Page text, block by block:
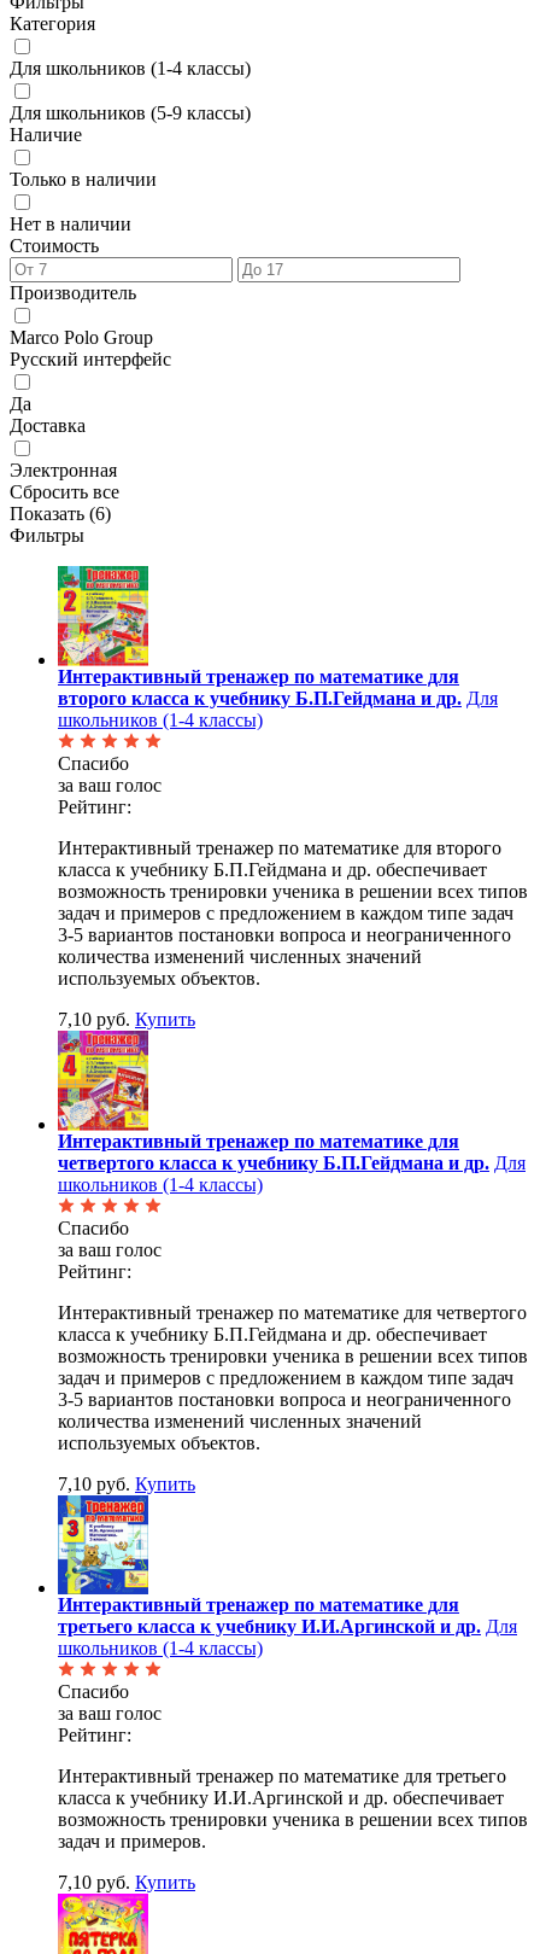
Категория
Для школьников (1-4 классы)
Для школьников (5-9 классы)
Наличие
Только в наличии
Нет в наличии
Стоимость
Производитель
Marco Polo Group
Русский интерфейс
Да
Доставка
Электронная
Сбросить все
Показать (6)
Фильтры
Интерактивный тренажер по математике для
второго класса к учебнику Б.П.Гейдмана и др. Для
школьников (1-4 классы)
Спасибо
за ваш голос
Рейтинг:
Интерактивный тренажер по математике для второго
класса к учебнику Б.П.Гейдмана и др. обеспечивает
возможность тренировки ученика в решении всех типов
задач и примеров с предложением в каждом типе задач
3-5 вариантов постановки вопроса и неограниченного
количества изменений численных значений
используемых объектов.
7,10 руб. Купить
Интерактивный тренажер по математике для
четвертого класса к учебнику Б.П.Гейдмана и др. Для
школьников (1-4 классы)
Спасибо
за ваш голос
Рейтинг:
Интерактивный тренажер по математике для четвертого
класса к учебнику Б.П.Гейдмана и др. обеспечивает
возможность тренировки ученика в решении всех типов
задач и примеров с предложением в каждом типе задач
3-5 вариантов постановки вопроса и неограниченного
количества изменений численных значений
используемых объектов.
7,10 руб. Купить
Интерактивный тренажер по математике для
третьего класса к учебнику И.И.Аргинской и др. Для
школьников (1-4 классы)
Спасибо
за ваш голос
Рейтинг:
Интерактивный тренажер по математике для третьего
класса к учебнику И.И.Аргинской и др. обеспечивает
возможность тренировки ученика в решении всех типов
задач и примеров.
7,10 руб. Купить